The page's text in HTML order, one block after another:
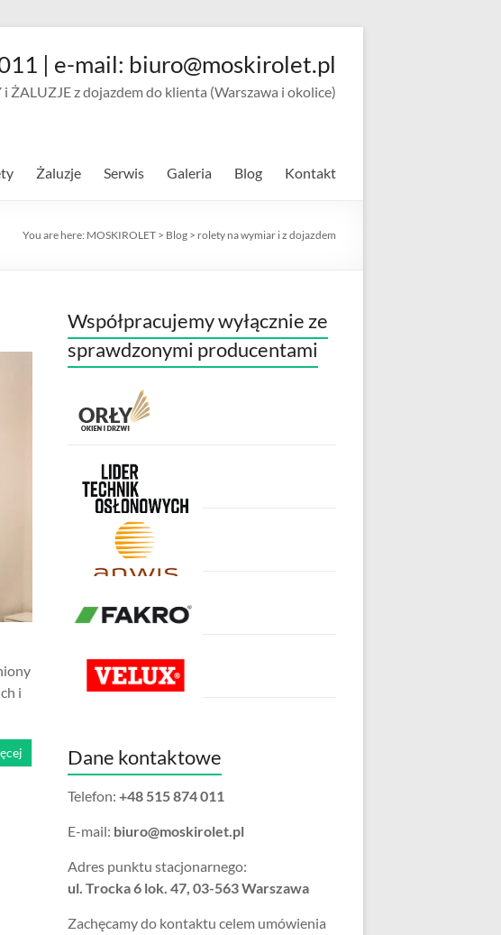
| e-mail: biuro@moskirolet.pl
i ŻALUZJE z dojazdem do klienta (Warszawa i okolice)
Żaluzje Serwis Galeria Blog Kontakt
You are here: MOSKIROLET > Blog > rolety na wymiar i z dojazdem
i
Współpracujemy wyłącznie ze
sprawdzonymi producentami
Dane kontaktowe
Telefon: +48 515 874 011
E-mail: biuro@moskirolet.pl
Adres punktu stacjonarnego:
ul. Trocka 6 lok. 47, 03-563 Warszawa
Zachęcamy do kontaktu celem umówienia